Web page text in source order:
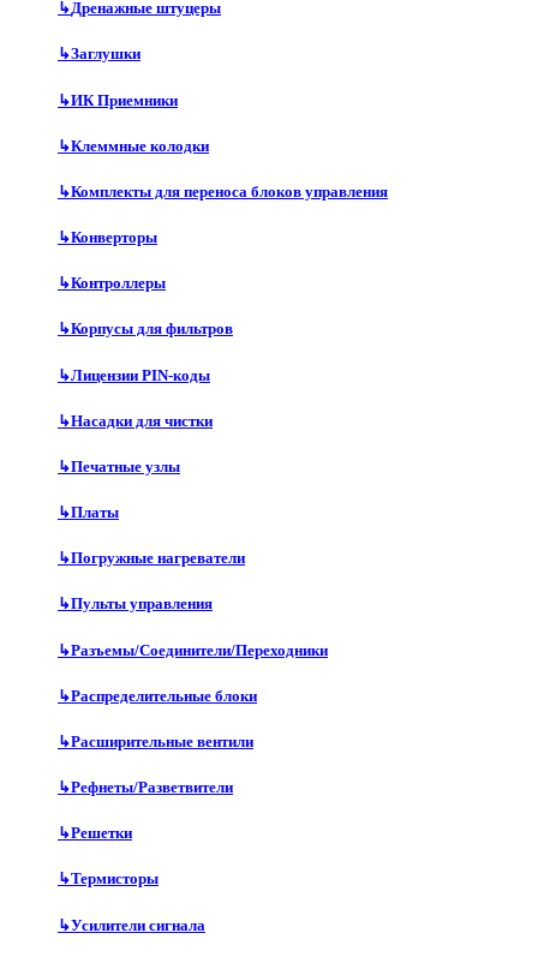
↳Дренажные штуцеры
↳Заглушки
↳ИК Приемники
↳Клеммные колодки
↳Комплекты для переноса блоков управления
↳Конверторы
↳Контроллеры
↳Корпусы для фильтров
↳Лицензии PIN-коды
↳Насадки для чистки
↳Печатные узлы
↳Платы
↳Погружные нагреватели
↳Пульты управления
↳Разъемы/Соединители/Переходники
↳Распределительные блоки
↳Расширительные вентили
↳Рефнеты/Разветвители
↳Решетки
↳Термисторы
↳Усилители сигнала